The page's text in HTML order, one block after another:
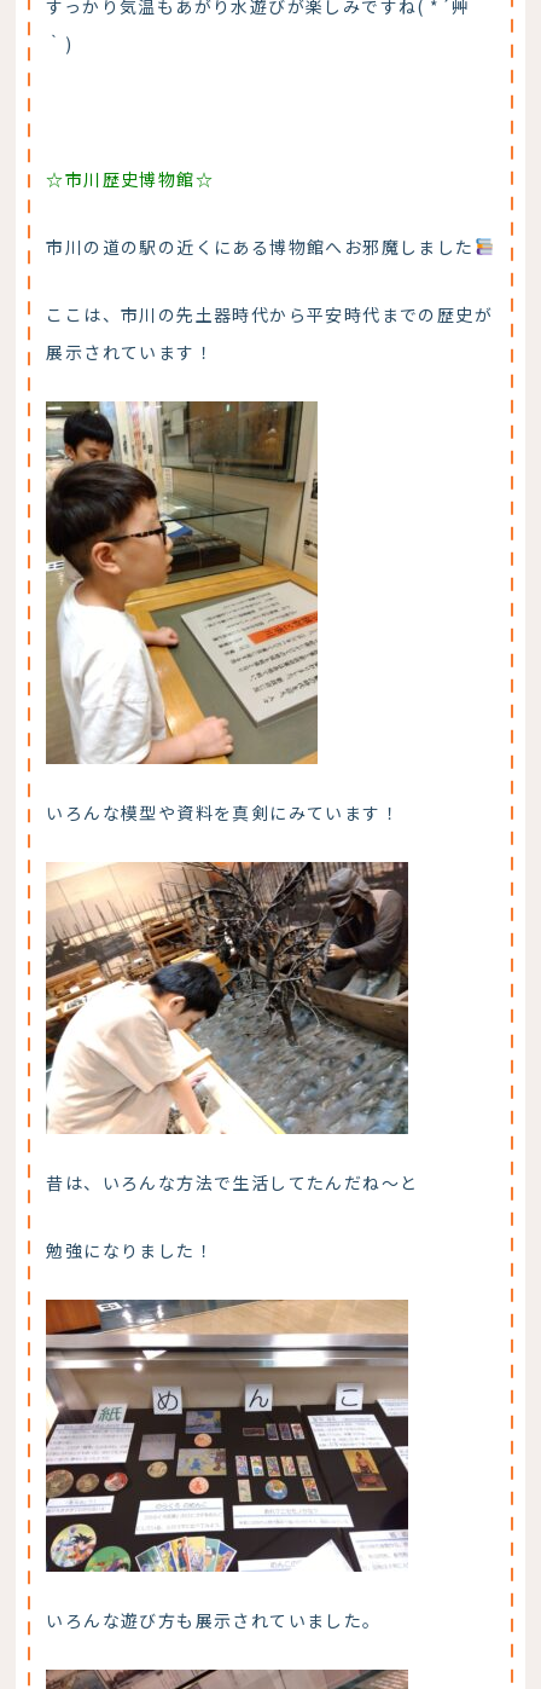
すっかり気温もあがり水遊びが楽しみですね( *´艸
｀)
☆市川歴史博物館☆
市川の道の駅の近くにある博物館へお邪魔しました
ここは、市川の先土器時代から平安時代までの歴史が
展示されています！
いろんな模型や資料を真剣にみています！
昔は、いろんな方法で生活してたんだね～と
勉強になりました！
いろんな遊び方も展示されていました。